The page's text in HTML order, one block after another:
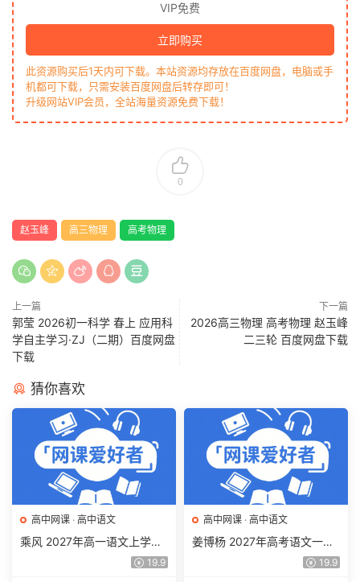
VIP免费
立即购买
此资源购买后1天内可下载。本站资源均存放在百度网盘，电脑或手
机都可下载，只需安装百度网盘后转存即可！
升级网站VIP会员，全站海量资源免费下载！
0
赵玉峰 高三物理 高考物理
上一篇
郭莹 2026初一科学 春上 应用科
学自主学习·ZJ（二期）百度网盘
下载
下一篇
2026高三物理 高考物理 赵玉峰
二三轮 百度网盘下载
猜你喜欢
高中网课 · 高中语文
乘风 2027年高一语文上学期
网课教程 高一语文 暑假班视
19.9
高中网课 · 高中语文
姜博杨 2027年高考语文一轮
复习网课教程 高三语文 上学
19.9